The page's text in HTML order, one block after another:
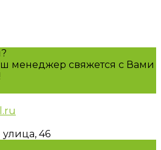
менеджер свяжется с Вами
улица, 46